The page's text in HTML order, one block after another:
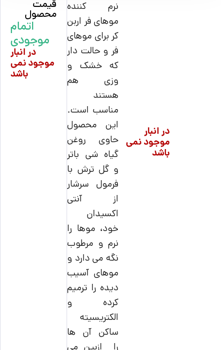
در انبار
موجود نمی
باشد
نرم کننده
موهای فر اربن
کر برای موهای
فر و حالت دار
که خشک و
وزی هم
هستند
مناسب است.
این محصول
حاوی روغن
گیاه شی باتر
و گل ترش با
فرمول سرشار
از آنتی
اکسیدان
خود، موها را
نرم و مرطوب
نگه می دارد و
موهای آسیب
دیده را ترمیم
کرده و
الکتریسیته
ساکن آن ها
را ازبین می
قیمت
محصول
اتمام
موجودی
در انبار
موجود نمی
باشد